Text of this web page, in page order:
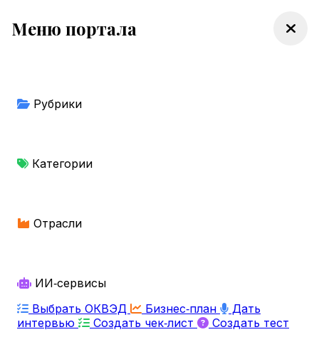
Меню портала
Рубрики
Категории
Отрасли
ИИ‑сервисы
Выбрать ОКВЭД
Бизнес‑план
Дать
интервью
Создать чек‑лист Создать тест